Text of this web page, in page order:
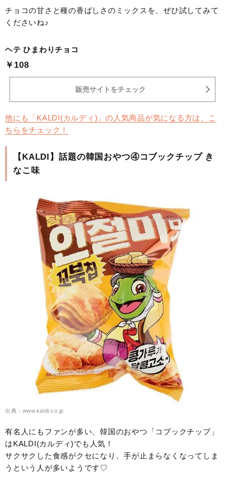
チョコの甘さと種の香ばしさのミックスを、ぜひ試してみて
くださいね♪
ヘテ ひまわりチョコ
￥108
販売サイトをチェック
他にも「KALDI(カルディ)」の人気商品が気になる方は、こ
ちらをチェック！
【KALDI】話題の韓国おやつ④コブックチップ き
なこ味
出典：www.kaldi.co.jp
有名人にもファンが多い、韓国のおやつ「コブックチップ」
はKALDI(カルディ)でも人気！
サクサクした食感がクセになり、手が止まらなくなってしま
うという人が多いようです♡